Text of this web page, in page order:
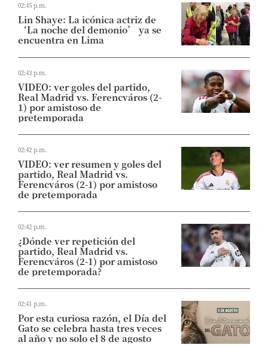
02:45 p.m.
Lin Shaye: La icónica actriz de
‘La noche del demonio’ ya se
encuentra en Lima
02:43 p.m.
VIDEO: ver goles del partido,
Real Madrid vs. Ferencváros (2-
1) por amistoso de
pretemporada
02:42 p.m.
VIDEO: ver resumen y goles del
partido, Real Madrid vs.
Ferencváros (2-1) por amistoso
de pretemporada
02:42 p.m.
¿Dónde ver repetición del
partido, Real Madrid vs.
Ferencváros (2-1) por amistoso
de pretemporada?
02:41 p.m.
Por esta curiosa razón, el Día del
Gato se celebra hasta tres veces
al año y no solo el 8 de agosto